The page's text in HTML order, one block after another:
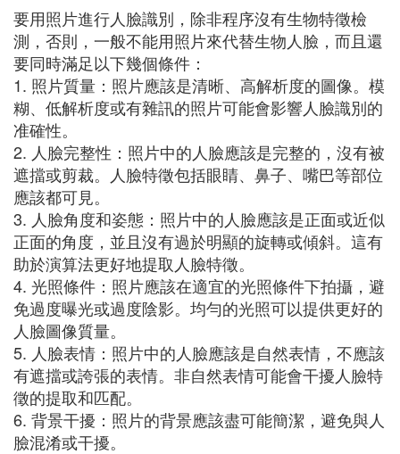
要用照片進行人臉識別，除非程序沒有生物特徵檢
測，否則，一般不能用照片來代替生物人臉，而且還
要同時滿足以下幾個條件：
1. 照片質量：照片應該是清晰、高解析度的圖像。模
糊、低解析度或有雜訊的照片可能會影響人臉識別的
准確性。
2. 人臉完整性：照片中的人臉應該是完整的，沒有被
遮擋或剪裁。人臉特徵包括眼睛、鼻子、嘴巴等部位
應該都可見。
3. 人臉角度和姿態：照片中的人臉應該是正面或近似
正面的角度，並且沒有過於明顯的旋轉或傾斜。這有
助於演算法更好地提取人臉特徵。
4. 光照條件：照片應該在適宜的光照條件下拍攝，避
免過度曝光或過度陰影。均勻的光照可以提供更好的
人臉圖像質量。
5. 人臉表情：照片中的人臉應該是自然表情，不應該
有遮擋或誇張的表情。非自然表情可能會干擾人臉特
徵的提取和匹配。
6. 背景干擾：照片的背景應該盡可能簡潔，避免與人
臉混淆或干擾。